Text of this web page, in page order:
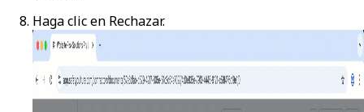
Haga clic en Rechazar.